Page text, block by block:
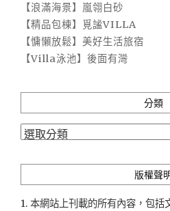
【浪滿海景】嵐翎白砂
【精品包棟】覓謐VILLA
【慵懶放鬆】美好生活旅宿
【Villa泳池】後面有灣
分類
分
版權聲
1. 本網站上刊載的所有內容，包括